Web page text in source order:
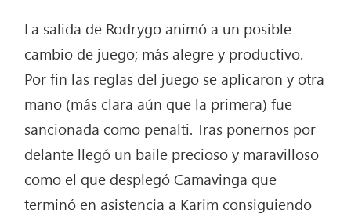
La salida de Rodrygo animó a un posible
cambio de juego; más alegre y productivo.
Por fin las reglas del juego se aplicaron y otra
mano (más clara aún que la primera) fue
sancionada como penalti. Tras ponernos por
delante llegó un baile precioso y maravilloso
como el que desplegó Camavinga que
terminó en asistencia a Karim consiguiendo